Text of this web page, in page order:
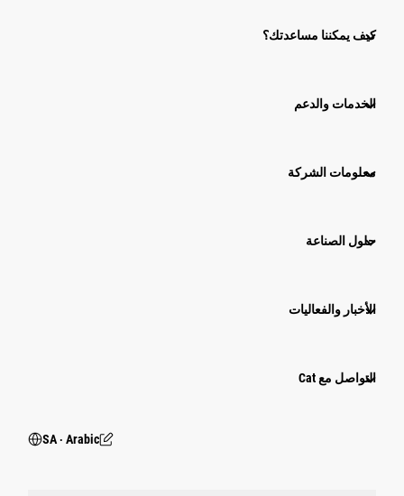
كيف يمكننا مساعدتك؟
الخدمات والدعم
معلومات الشركة
حلول الصناعة
الأخبار والفعاليات
التواصل مع Cat
SA ‧ Arabic